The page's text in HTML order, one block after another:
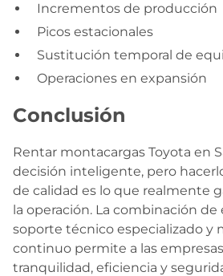
Incrementos de producción
Picos estacionales
Sustitución temporal de
Operaciones en expansión
Conclusión
Rentar montacargas Toyota en
decisión inteligente, pero
de calidad es lo que realmente
la operación. La combinación
soporte técnico especializado y
continuo permite a las
tranquilidad, eficiencia y